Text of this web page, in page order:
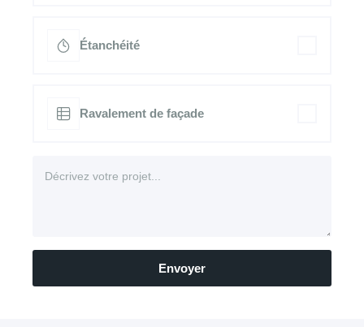
Étanchéité
Ravalement de façade
Envoyer